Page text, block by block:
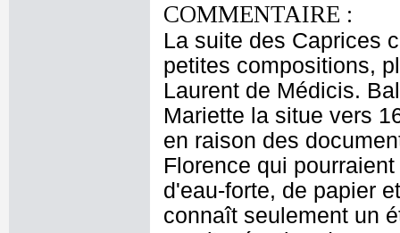
COMMENTAIRE :
La suite des Caprices
petites compositions,
Laurent de Médicis.
Mariette la situe vers
en raison des
Florence qui
d'eau-forte, de papier
connaît seulement un